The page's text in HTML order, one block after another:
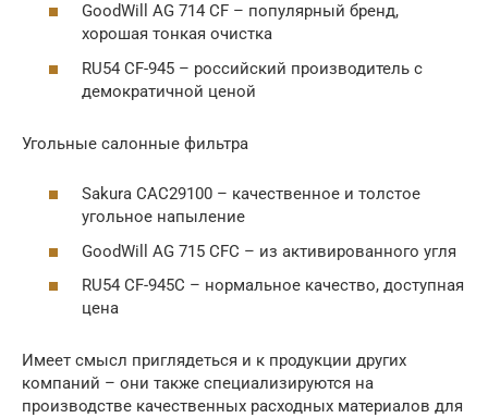
GoodWill AG 714 CF – популярный бренд,
хорошая тонкая очистка
RU54 CF-945 – российский производитель с
демократичной ценой
Угольные салонные фильтра
Sakura CAC29100 – качественное и толстое
угольное напыление
GoodWill AG 715 CFC – из активированного угля
RU54 CF-945C – нормальное качество, доступная
цена
Имеет смысл приглядеться и к продукции других
компаний – они также специализируются на
производстве качественных расходных материалов для